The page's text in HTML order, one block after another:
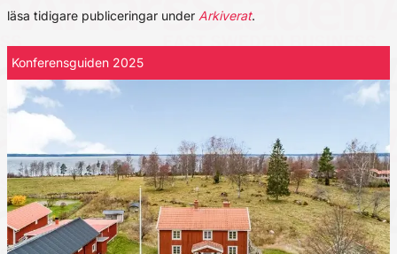
läsa tidigare publiceringar under Arkiverat.
Konferensguiden 2025